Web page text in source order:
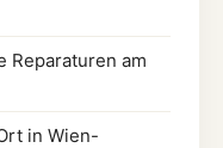
Reparaturen am
in Wien-